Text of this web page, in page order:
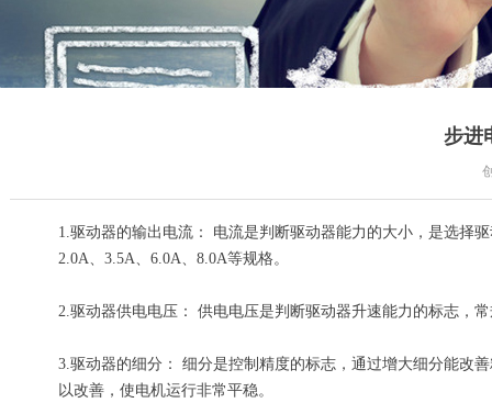
步进
1.驱动器的输出电流： 电流是判断驱动器能力的大小，是选择
2.0A、3.5A、6.0A、8.0A等规格。
2.驱动器供电电压： 供电电压是判断驱动器升速能力的标志，
3.驱动器的细分： 细分是控制精度的标志，通过增大细分能改
以改善，使电机运行非常平稳。